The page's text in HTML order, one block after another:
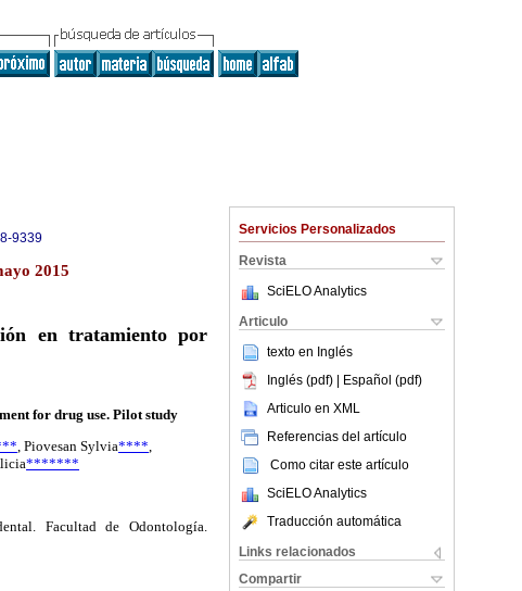
Servicios Personalizados
Revista
SciELO Analytics
Articulo
texto en Inglés
Inglés (pdf) | Español (pdf)
Articulo en XML
Referencias del artículo
Como citar este artículo
SciELO Analytics
Traducción automática
Links relacionados
Compartir
9339
2015
en tratamiento por
for drug use. Pilot study
, Piovesan Sylvia****,
*******
Facultad de Odontología.